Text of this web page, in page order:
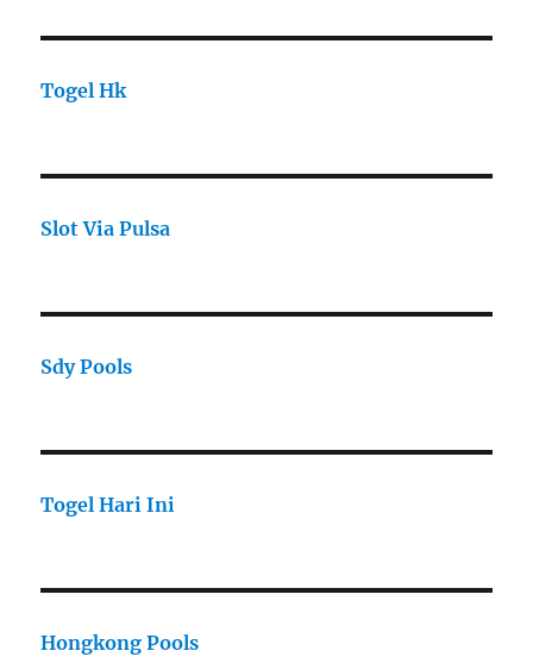
Togel Hk
Slot Via Pulsa
Sdy Pools
Togel Hari Ini
Hongkong Pools